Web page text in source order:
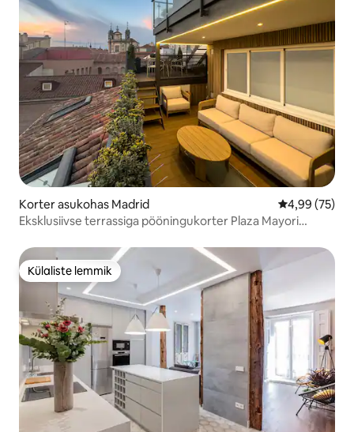
Korter asukohas Madrid Keskmine
4,99 (75)
Eksklusiivse terrassiga pööningukorter Plaza Mayori
Külaliste lemmik
Külaliste lemmik